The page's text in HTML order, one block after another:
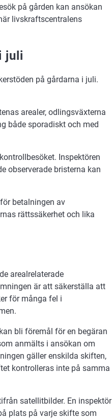
på gården kan ansökan
livskraftscentralens
juli
på gårdarna i juli.
arealer, odlingsväxterna
både sporadiskt och med
Inspektören
observerade bristerna kan
betalningen av
rättssäkerhet och lika
arealrelaterade
är att säkerställa att
för många fel i
bli föremål för en begäran
anmälts i ansökan om
gäller enskilda skiften,
kontrolleras inte på samma
satellitbilder. En inspektör
plats på varje skifte som